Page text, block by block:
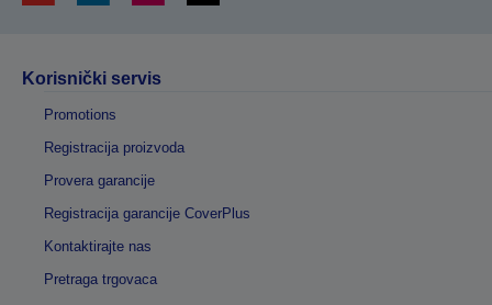
Korisnički servis
Promotions
Registracija proizvoda
Provera garancije
Registracija garancije CoverPlus
Kontaktirajte nas
Pretraga trgovaca